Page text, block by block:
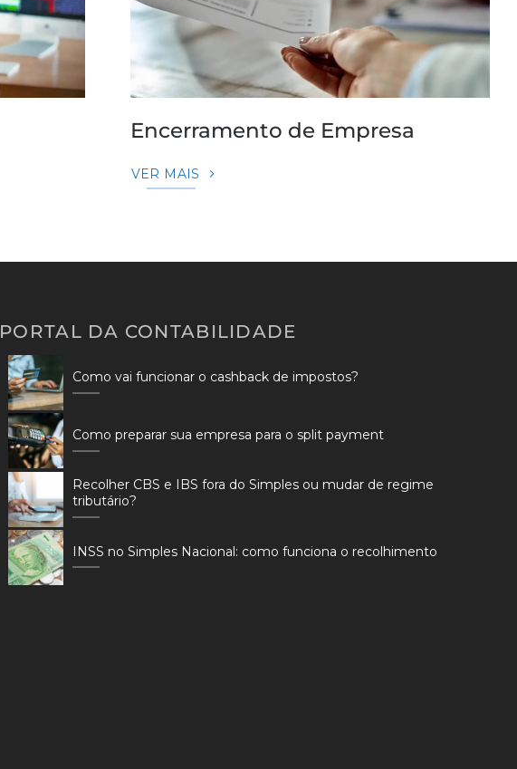
Encerramento de Empresa
VER MAIS
PORTAL DA CONTABILIDADE
Como vai funcionar o cashback de impostos?
Como preparar sua empresa para o split payment
Recolher CBS e IBS fora do Simples ou mudar de regime
tributário?
INSS no Simples Nacional: como funciona o recolhimento